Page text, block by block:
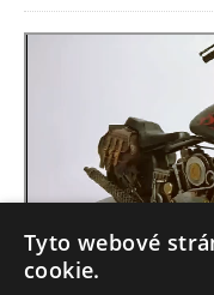
Tyto webové
cookie.